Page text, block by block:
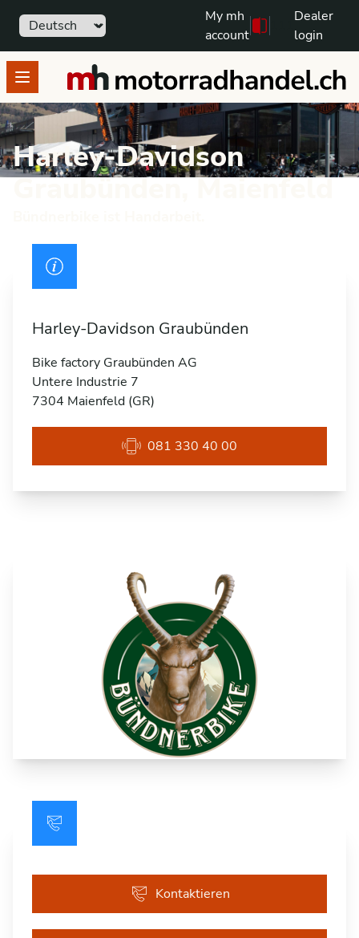
Sprache
Free text search
My mh
account
Dealer
login
Open menumotorradhandel.ch
Harley-Davidson
Graubünden, Maienfeld
Führerschein
Harley-Davidson Graubünden
Bike factory Graubünden AG
Untere Industrie 7
7304 Maienfeld (GR)
081 330 40 00
Kontaktieren